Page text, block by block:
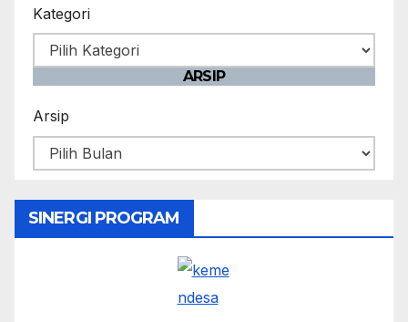
Kategori
ARSIP
Arsip
SINERGI PROGRAM